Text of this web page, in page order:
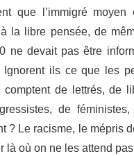
que l’immigré moyen
la libre pensée, de
ne devait pas être
Ignorent ils ce que les
comptent de lettrés, de
de
? Le racisme, le mépris
là où on ne les attend